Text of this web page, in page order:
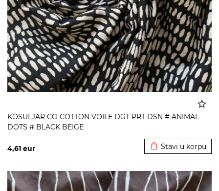
KOSULJAR CO COTTON VOILE DGT PRT DSN # ANIMAL
DOTS # BLACK BEIGE
4,61 eur Stavi u korpu